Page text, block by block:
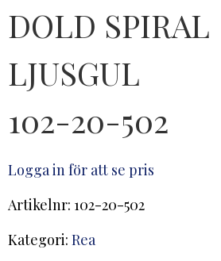
DOLD SPIRAL
LJUSGUL
102-20-502
Logga in för att se pris
Artikelnr: 102-20-502
Kategori: Rea